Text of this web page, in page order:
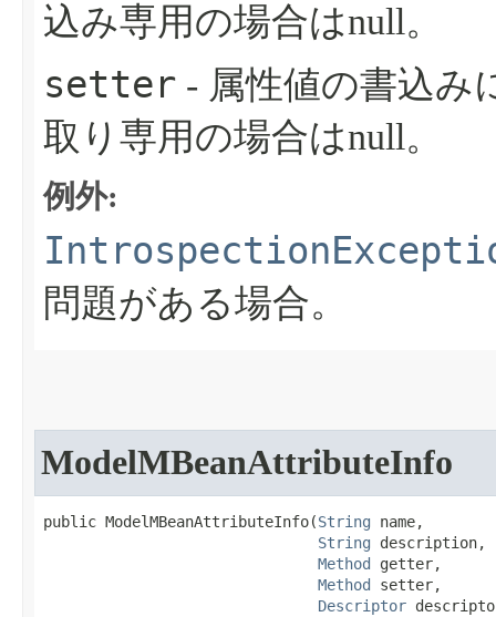
込み専用の場合はnull。
setter - 属性値の書込み
取り専用の場合はnull。
例外:
問題がある場合。
ModelMBeanAttributeInfo
public ModelMBeanAttributeInfo​(String name,
String description,
Method
getter,
Method
setter,
Descriptor